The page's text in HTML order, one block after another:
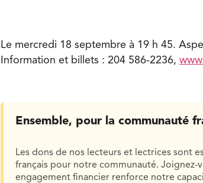
Le mercredi 18 septembre à 19 h 45.
Information et billets : 204 586-2236,
Ensemble, pour la communauté
Les dons de nos lecteurs et lectrices sont
français pour notre communauté. Joignez-
engagement financier renforce notre